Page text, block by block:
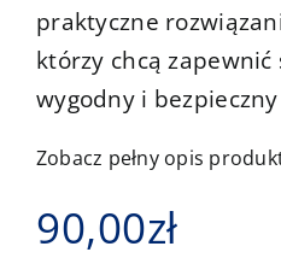
praktyczne
którzy chcą
wygodny i
Zobacz pełny opis
90,00zł